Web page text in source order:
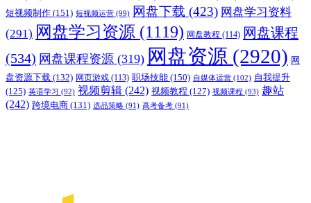
短视频制作 (151) 短视频运营 (99) 网盘下载 (423) 网盘学习资料
(291) 网盘学习资源 (1119) 网盘教程 (114) 网盘课程
(534) 网盘课程资源 (319) 网盘资源 (2920) 网
盘资源下载 (132) 网页游戏 (113) 职场技能 (150) 自媒体运营 (102) 自我提升
(125) 英语学习 (92) 视频剪辑 (242) 视频教程 (127) 视频课程 (93) 趣站
(242) 跨境电商 (131) 选品策略 (91) 高考备考 (91)